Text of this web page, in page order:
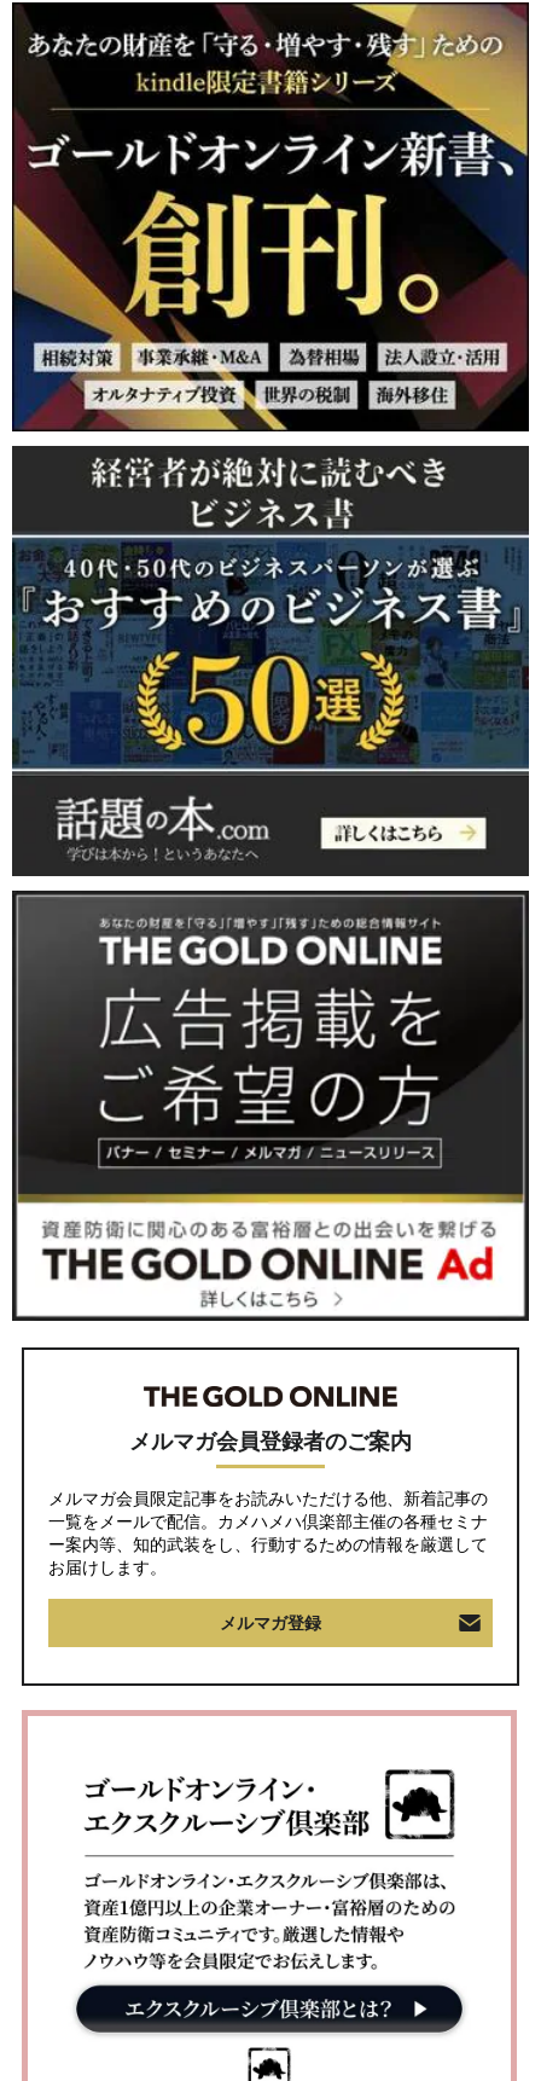
メルマガ会員登録者のご案内
メルマガ会員限定記事をお読みいただける他、新着記事の
一覧をメールで配信。カメハメハ倶楽部主催の各種セミナ
ー案内等、知的武装をし、行動するための情報を厳選して
お届けします。
メルマガ登録